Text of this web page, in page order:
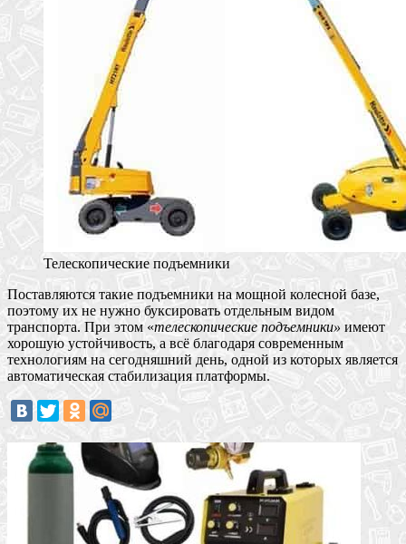
Телескопические подъемники
Поставляются такие подъемники на мощной колесной базе,
поэтому их не нужно буксировать отдельным видом
транспорта. При этом «телескопические подъемники» имеют
хорошую устойчивость, а всё благодаря современным
технологиям на сегодняшний день, одной из которых является
автоматическая стабилизация платформы.